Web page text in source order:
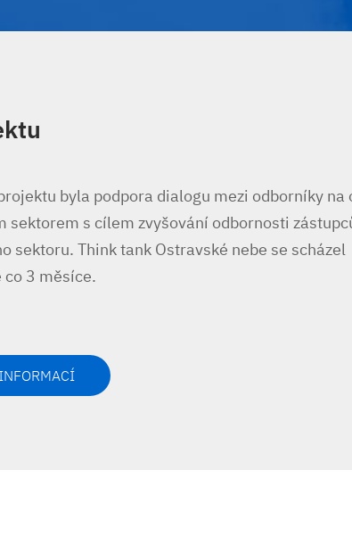
byla podpora dialogu mezi odborníky na
sektorem s cílem zvyšování odbornosti
sektoru. Think tank Ostravské nebe se scházel
3 měsíce.